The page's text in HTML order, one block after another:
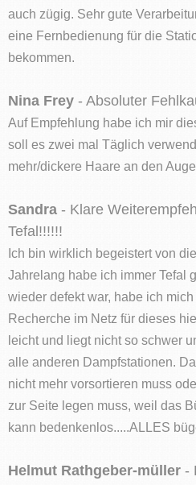
auch zügig. Sehr gute
eine Fernbedienung für die
bekommen.
Nina Frey - Absoluter
Auf Empfehlung habe ich mir
soll es zwei mal Täglich
mehr/dickere Haare an den
Sandra - Klare
Tefal!!!!!!
Ich bin wirklich begeistert von
Jahrelang habe ich immer Tefal
wieder defekt war, habe ich
Recherche im Netz für dieses
leicht und liegt nicht so schwer
alle anderen Dampfstationen.
nicht mehr vorsortieren muss
zur Seite legen muss, weil das
kann bedenkenlos.....ALLES
Helmut Rathgeber-müller -